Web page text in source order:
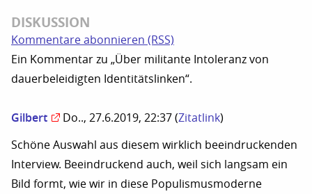
DISKUSSION
Kommentare abonnieren (RSS)
Ein Kommentar zu „Über militante Intoleranz von
dauerbeleidigten Identitätslinken“.
Gilbert Do.., 27.6.2019, 22:37 (Zitatlink)
Schöne Auswahl aus diesem wirklich beeindruckenden
Interview. Beeindruckend auch, weil sich langsam ein
Bild formt, wie wir in diese Populismusmoderne